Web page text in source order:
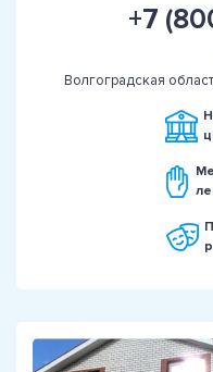
+7
Волгоградская